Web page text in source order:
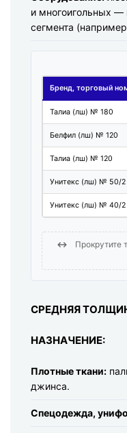
и многоигольных —
сегмента
Бренд, торговый
Талиа (лш) № 180
Белфил (лш) № 120
Талиа (лш) № 120
Унитекс (лш) № 50/2
Унитекс (лш) № 40/2
↔
Прокрутите
СРЕДНЯЯ
НАЗНАЧЕНИЕ:
Плотные ткани:
джинса.
Спецодежда,